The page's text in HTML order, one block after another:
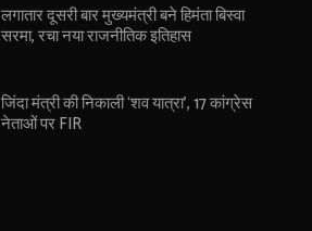
लगातार दूसरी बार मुख्यमंत्री बने हिमंता बिस्वा
सरमा, रचा नया राजनीतिक इतिहास
जिंदा मंत्री की निकाली ‘शव यात्रा’, 17 कांग्रेस
नेताओं पर FIR